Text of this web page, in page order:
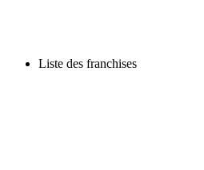
Liste des franchises